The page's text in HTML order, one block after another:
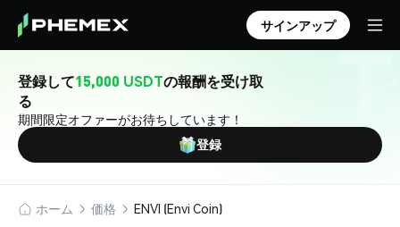
サインアップ
登録して15,000 USDTの報酬を受け取
る
期間限定オファーがお待ちしています！
登録
ホーム 価格 ENVI (Envi Coin)